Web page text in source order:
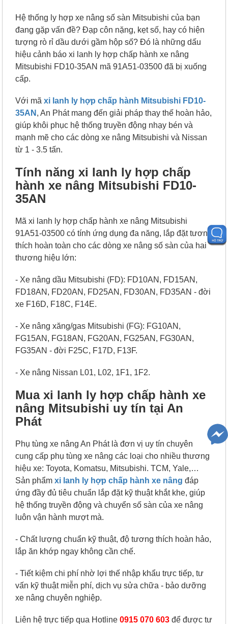
Hệ thống ly hợp xe nâng số sàn Mitsubishi của bạn
đang gặp vấn đề? Đạp côn nặng, kẹt số, hay có hiện
tượng rò rỉ dầu dưới gầm hộp số? Đó là những dấu
hiệu cảnh báo xi lanh ly hợp chấp hành xe nâng
Mitsubishi FD10-35AN mã 91A51-03500 đã bị xuống
cấp.
Với mãxi lanh ly hợp chấp hành Mitsubishi FD10-
35AN , An Phát mang đến giải pháp thay thế hoàn hảo,
giúp khôi phục hệ thống truyền động nhạy bén và
mạnh mẽ cho các dòng xe nâng Mitsubishi và Nissan
từ 1 - 3.5 tấn.
Tính năng xi lanh ly hợp chấp
hành xe nâng Mitsubishi FD10-
35AN
Mã xi lanh ly hợp chấp hành xe nâng Mitsubishi
91A51-03500 có tính ứng dụng đa năng, lắp đặt tương
thích hoàn toàn cho các dòng xe nâng số sàn của hai
thương hiệu lớn:
- Xe nâng dầu Mitsubishi (FD): FD10AN, FD15AN,
FD18AN, FD20AN, FD25AN, FD30AN, FD35AN - đời
xe F16D, F18C, F14E.
- Xe nâng xăng/gas Mitsubishi (FG): FG10AN,
FG15AN, FG18AN, FG20AN, FG25AN, FG30AN,
FG35AN - đời F25C, F17D, F13F.
- Xe nâng Nissan L01, L02, 1F1, 1F2.
Mua xi lanh ly hợp chấp hành xe
nâng Mitsubishi uy tín tại An
Phát
Phụ tùng xe nâng An Phát là đơn vị uy tín chuyên
cung cấp phụ tùng xe nâng các loại cho nhiều thương
hiệu xe: Toyota, Komatsu, Mitsubishi. TCM, Yale,…
Sản phẩmxi lanh ly hợp chấp hành xe nâng đáp
ứng đầy đủ tiêu chuẩn lắp đặt kỹ thuật khắt khe, giúp
hệ thống truyền động và chuyển số sàn của xe nâng
luôn vận hành mượt mà.
- Chất lượng chuẩn kỹ thuật, độ tương thích hoàn hảo,
lắp ăn khớp ngay không cần chế.
- Tiết kiệm chi phí nhờ lợi thế nhập khẩu trực tiếp, tư
vấn kỹ thuật miễn phí, dịch vụ sửa chữa - bảo dưỡng
xe nâng chuyên nghiệp.
Liên hệ trực tiếp qua Hotline0915 070 603 để được tư